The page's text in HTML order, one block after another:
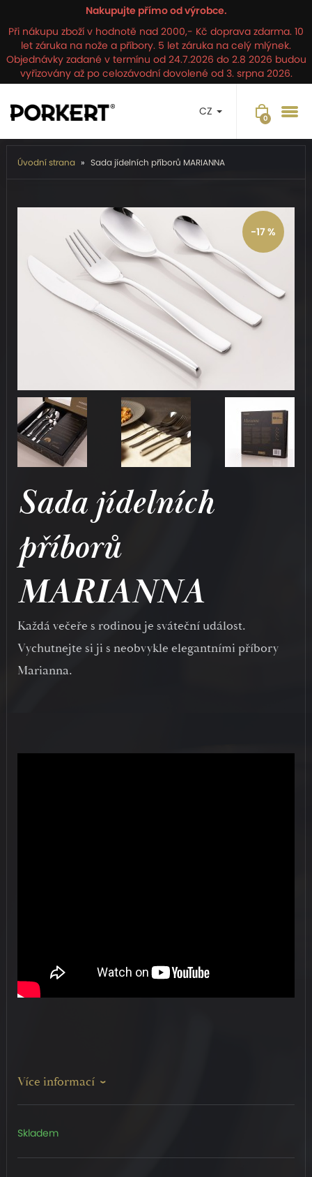
Nakupujte přímo od výrobce.
Při nákupu zboží v hodnotě nad 2000,- Kč doprava zdarma. 10
let záruka na nože a příbory. 5 let záruka na celý mlýnek.
Objednávky zadané v termínu od 24.7.2026 do 2.8 2026 budou
vyřizovány až po celozávodní dovolené od 3. srpna 2026.
CZ
Úvodní strana Sada jídelních příborů MARIANNA
-17 %
Sada jídelních
příborů
MARIANNA
Každá večeře s rodinou je sváteční událost.
Vychutnejte si ji s neobvykle elegantními příbory
Marianna.
Více informací
Skladem